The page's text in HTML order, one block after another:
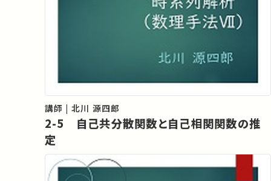
講師 | 北川 源四郎
2-5 自己共分散関数と自己相関関数の推
定